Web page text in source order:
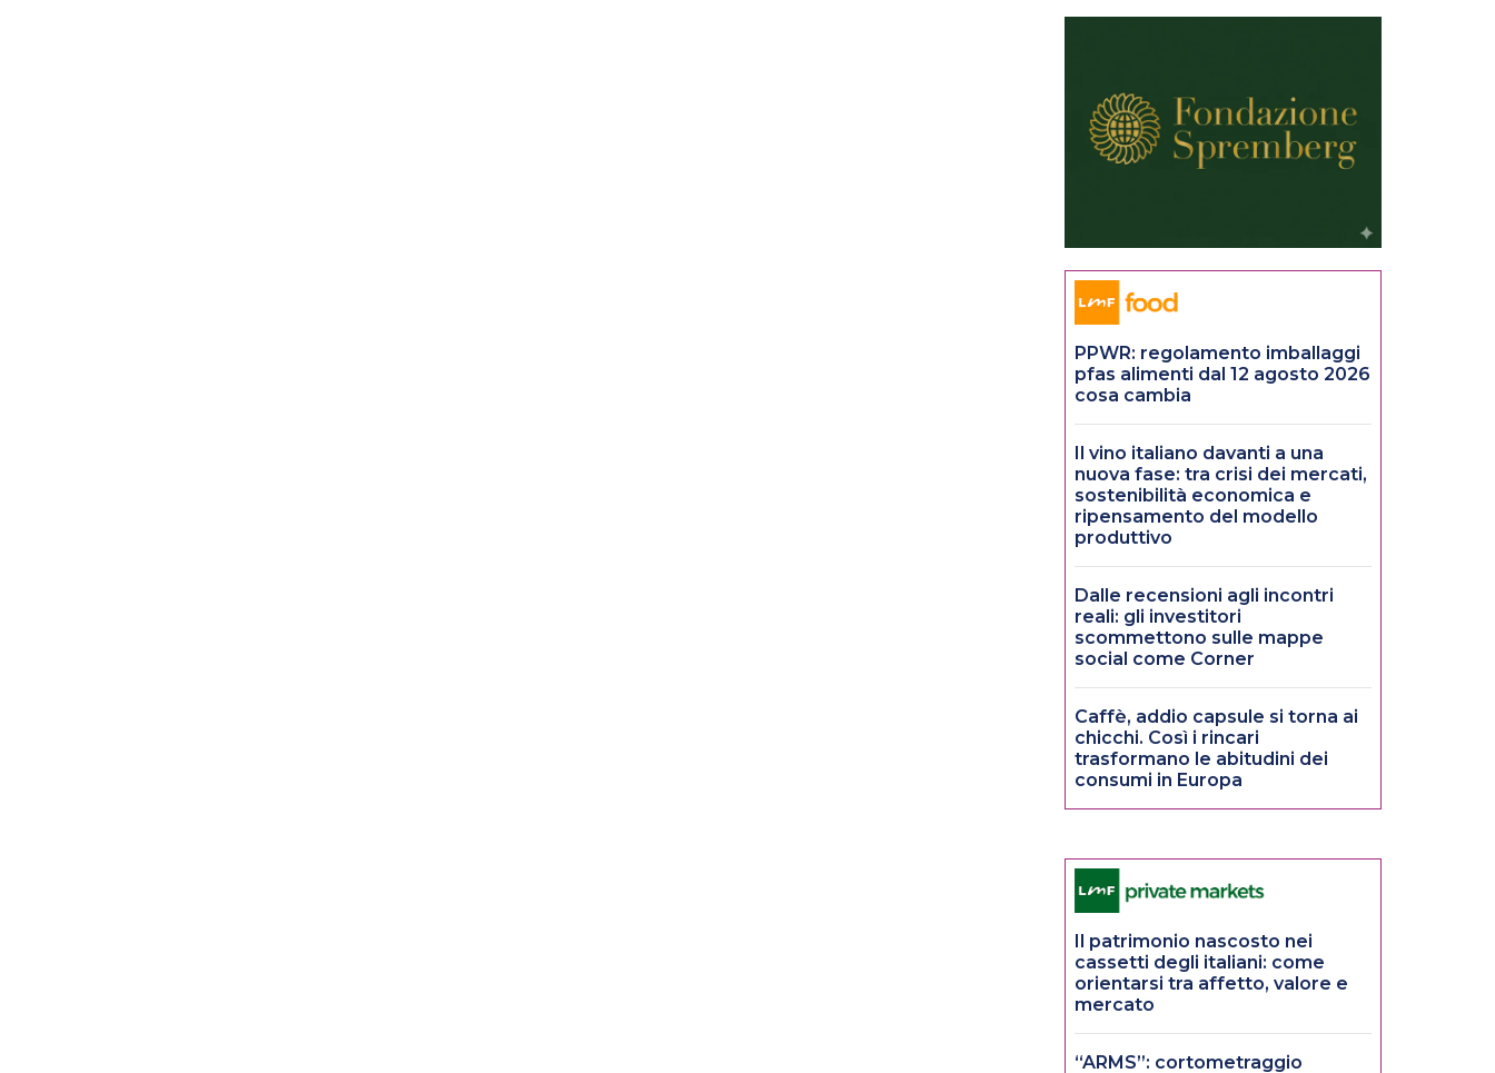
PPWR: regolamento imballaggi
pfas alimenti dal 12 agosto 2026
cosa cambia
Il vino italiano davanti a una
nuova fase: tra crisi dei mercati,
sostenibilità economica e
ripensamento del modello
produttivo
Dalle recensioni agli incontri
reali: gli investitori
scommettono sulle mappe
social come Corner
Caffè, addio capsule si torna ai
chicchi. Così i rincari
trasformano le abitudini dei
consumi in Europa
Il patrimonio nascosto nei
cassetti degli italiani: come
orientarsi tra affetto, valore e
mercato
“ARMS”: cortometraggio